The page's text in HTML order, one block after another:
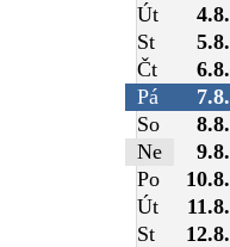
Út
4.8.
St
5.8.
Čt
6.8.
Pá
7.8.
So
8.8.
Ne
9.8.
Po
10.8.
Út
11.8.
St
12.8.